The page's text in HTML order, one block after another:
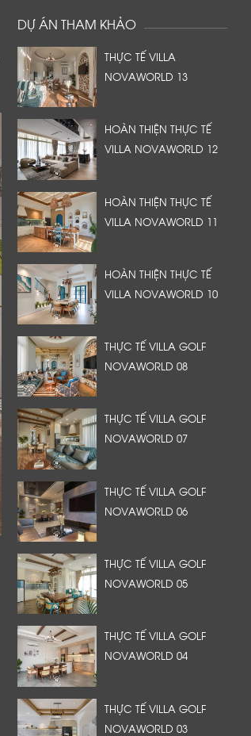
DỰ ÁN THAM KHẢO
THỰC TẾ VILLA
NOVAWORLD 13
HOÀN THIỆN THỰC TẾ
VILLA NOVAWORLD 12
HOÀN THIỆN THỰC TẾ
VILLA NOVAWORLD 11
HOÀN THIỆN THỰC TẾ
VILLA NOVAWORLD 10
THỰC TẾ VILLA GOLF
NOVAWORLD 08
THỰC TẾ VILLA GOLF
NOVAWORLD 07
THỰC TẾ VILLA GOLF
NOVAWORLD 06
THỰC TẾ VILLA GOLF
NOVAWORLD 05
THỰC TẾ VILLA GOLF
NOVAWORLD 04
THỰC TẾ VILLA GOLF
NOVAWORLD 03